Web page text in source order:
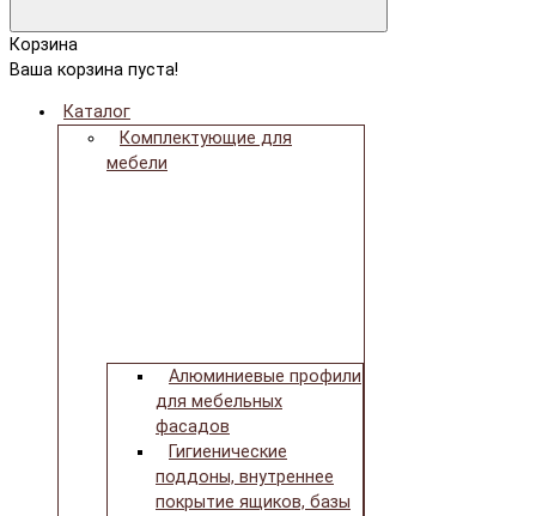
Корзина
Ваша корзина пуста!
Каталог
Комплектующие для
мебели
Алюминиевые профили
для мебельных
фасадов
Гигиенические
поддоны, внутреннее
покрытие ящиков, базы